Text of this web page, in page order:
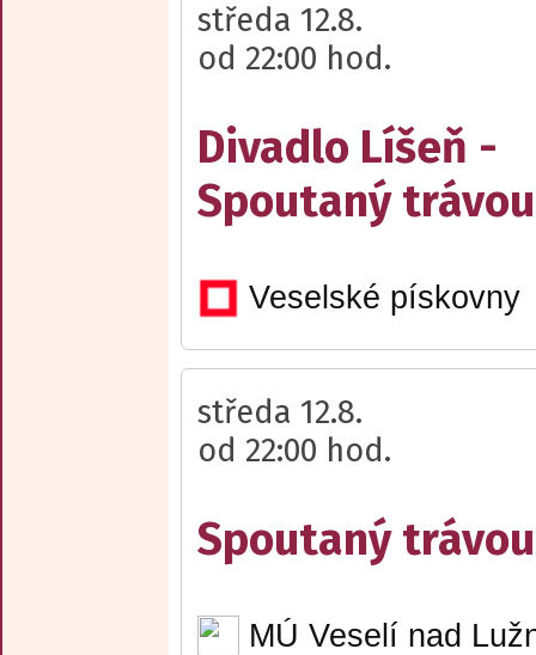
středa 12.8.
od 22:00 hod.
Divadlo Líšeň -
Spoutaný trávou
Veselské pískovny
středa 12.8.
od 22:00 hod.
Spoutaný
MÚ Veselí nad